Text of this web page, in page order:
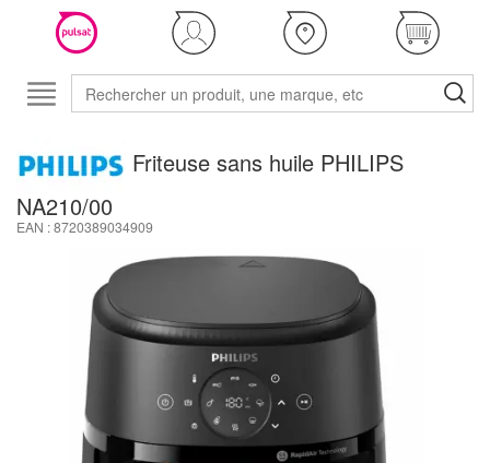
Friteuse sans huile PHILIPS
NA210/00
EAN : 8720389034909